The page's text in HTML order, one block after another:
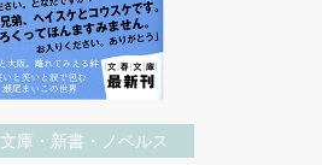
文庫・新書・ノベルス